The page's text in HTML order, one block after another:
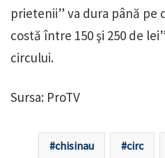
prietenii” va dura până pe
costă între 150 şi 250 de
circului.
Sursa: ProTV
chisinau circ